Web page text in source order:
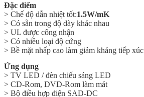
Đặc điểm
> Chế độ dẫn nhiệt tốt:1.5W/mK
> Có sẵn trong độ dày khác nhau
> UL được công nhận
> Có nhiều loại độ cứng
> Bề mặt nhấp cao làm giảm kháng tiếp xúc
Ứng dụng
> TV LED / đèn chiếu sáng LED
> CD-Rom, DVD-Rom làm mát
> Bộ điều hợp điện SAD-DC